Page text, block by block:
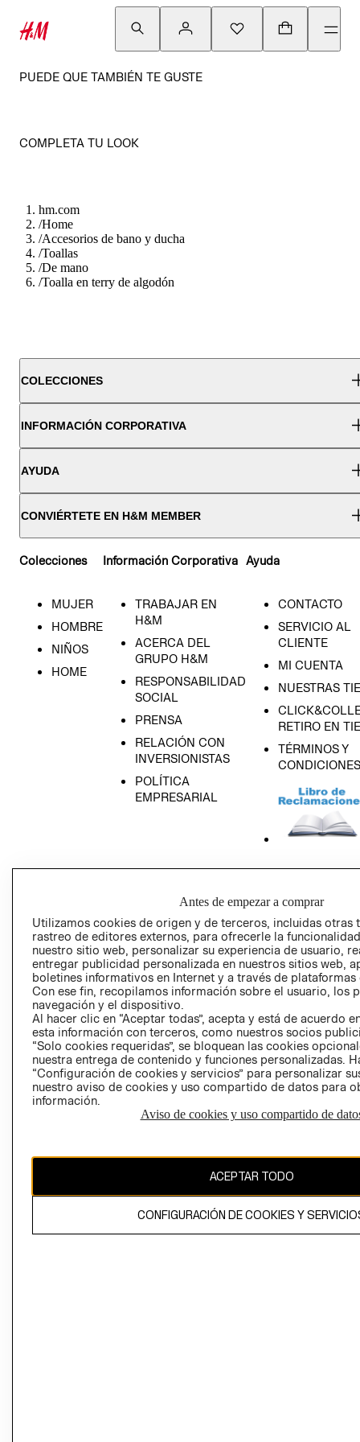
PUEDE QUE TAMBIÉN TE GUSTE
COMPLETA TU LOOK
hm.com
/Home
/Accesorios de bano y ducha
/Toallas
/De mano
/Toalla en terry de algodón
COLECCIONES
INFORMACIÓN CORPORATIVA
AYUDA
CONVIÉRTETE EN H&M MEMBER
Colecciones
MUJER
HOMBRE
NIÑOS
HOME
Información Corporativa
TRABAJAR EN
H&M
ACERCA DEL
GRUPO H&M
RESPONSABILIDAD
SOCIAL
PRENSA
RELACIÓN CON
INVERSIONISTAS
POLÍTICA
EMPRESARIAL
Ayuda
CONTACTO
SERVICIO AL
CLIENTE
MI CUENTA
NUESTRAS
RETIRO EN
TÉRMINOS Y
CONDICIONES
GIFT CARD
AVISO DE
Perú (S/)
CAMBIAR REGIÓN
propiedad de H&M Hennes & Mauritz AB
Antes de empezar a comprar
Utilizamos cookies de origen y de terceros, incluidas otras
rastreo de editores externos, para ofrecerle la
nuestro sitio web, personalizar su experiencia de usuario,
entregar publicidad personalizada en nuestros sitios web,
boletines informativos en Internet y a través de plataformas
Con ese fin, recopilamos información sobre el usuario, los
navegación y el dispositivo.
Al hacer clic en “Aceptar todas”, acepta y está de acuerdo
esta información con terceros, como nuestros socios
“Solo cookies requeridas”, se bloquean las cookies
nuestra entrega de contenido y funciones personalizadas.
“Configuración de cookies y servicios” para personalizar
nuestro aviso de cookies y uso compartido de datos para
información.
Aviso de cookies y uso compartido de
ACEPTAR TODO
CONFIGURACIÓN DE COOKIES Y